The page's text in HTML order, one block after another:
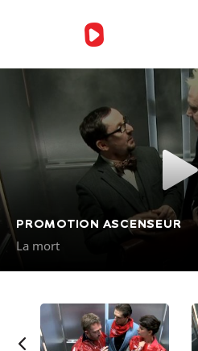
Merci de
PROMOTION ASCENSEUR
La mort